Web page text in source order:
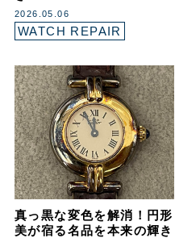
2026.05.06
WATCH REPAIR
真っ黒な変色を解消！円形
美が宿る名品を本来の輝き